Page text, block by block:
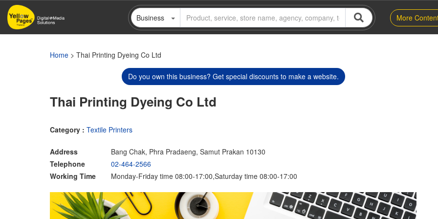
Skip
main
Business More
Home > Thai Printing Dyeing Co Ltd
Do you own this business? Get special discounts to make a website.
Thai Printing Dyeing Co Ltd
Category : Textile Printers
Address
Bang Chak, Phra Pradaeng, Samut Prakan 10130
Telephone
02-464-2566
Working Time
Monday-Friday time 08:00-17:00,Saturday time 08:00-17:00